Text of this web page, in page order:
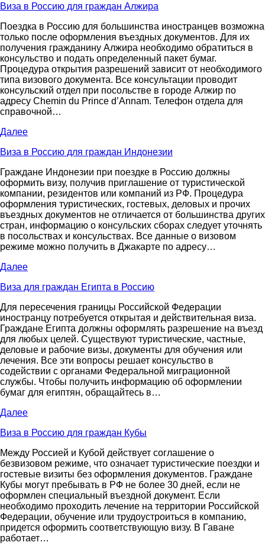
Виза в Россию для граждан Алжира
Поездка в Россию для большинства иностранцев возможна
только после оформления въездных документов. Для их
получения гражданину Алжира необходимо обратиться в
консульство и подать определенный пакет бумаг.
Процедура открытия разрешений зависит от необходимого
типа визового документа. Все консультации проводит
консульский отдел при посольстве в городе Алжир по
адресу Chemin du Prince d’Annam. Телефон отдела для
справочной…
Далее
Виза в Россию для граждан Индонезии
Граждане Индонезии при поездке в Россию должны
оформить визу, получив приглашение от туристической
компании, резидентов или компаний из РФ. Процедура
оформления туристических, гостевых, деловых и прочих
въездных документов не отличается от большинства других
стран, информацию о консульских сборах следует уточнять
в посольствах и консульствах. Все данные о визовом
режиме можно получить в Джакарте по адресу…
Далее
Виза для граждан Египта в Россию
Для пересечения границы Российской Федерации
иностранцу потребуется открытая и действительная виза.
Граждане Египта должны оформлять разрешение на въезд
для любых целей. Существуют туристические, частные,
деловые и рабочие визы, документы для обучения или
лечения. Все эти вопросы решает консульство в
содействии с органами Федеральной миграционной
службы. Чтобы получить информацию об оформлении
бумаг для египтян, обращайтесь в…
Далее
Виза в Россию для граждан Кубы
Между Россией и Кубой действует соглашение о
безвизовом режиме, что означает туристические поездки и
гостевые визиты без оформления документов. Граждане
Кубы могут пребывать в РФ не более 30 дней, если не
оформлен специальный въездной документ. Если
необходимо проходить лечение на территории Российской
Федерации, обучение или трудоустроиться в компанию,
придется оформить соответствующую визу. В Гаване
работает…